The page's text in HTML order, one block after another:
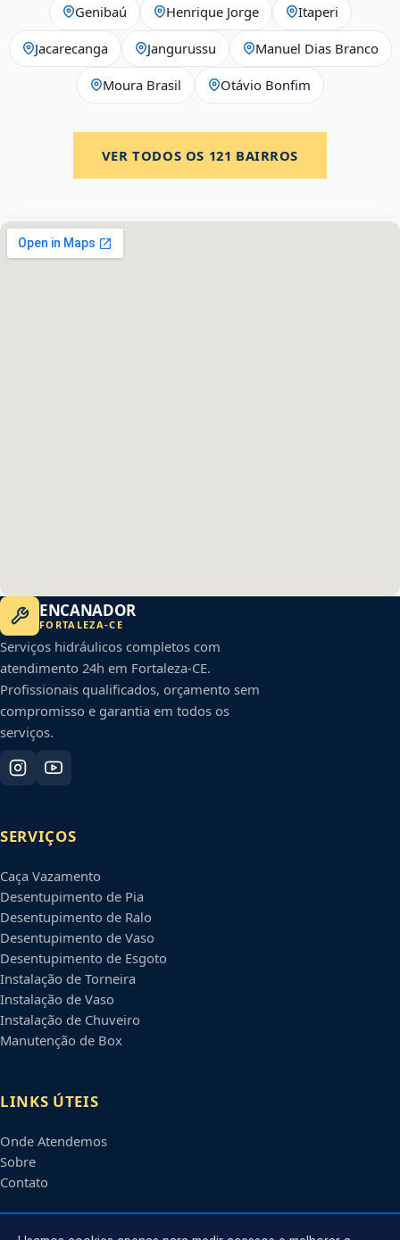
Genibaú Henrique Jorge Itaperi
Jacarecanga Jangurussu Manuel Dias Branco
Moura Brasil Otávio Bonfim
VER TODOS OS 121 BAIRROS
ENCANADOR
FORTALEZA-CE
Serviços hidráulicos completos com
atendimento 24h em Fortaleza-CE.
Profissionais qualificados, orçamento sem
compromisso e garantia em todos os
serviços.
SERVIÇOS
Caça Vazamento
Desentupimento de Pia
Desentupimento de Ralo
Desentupimento de Vaso
Desentupimento de Esgoto
Instalação de Torneira
Instalação de Vaso
Instalação de Chuveiro
Manutenção de Box
LINKS ÚTEIS
Onde Atendemos
Sobre
Contato